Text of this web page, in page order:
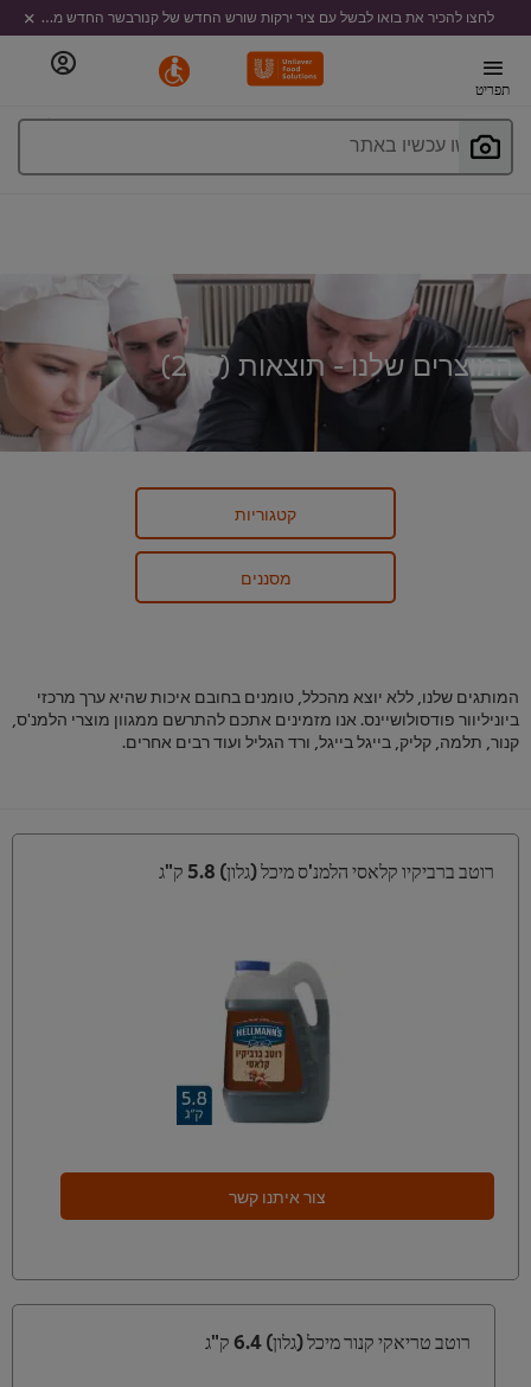
לחצו להכיר את בואו לבשל עם ציר ירקות שורש החדש של קנורבשר החדש מבית קנור
תפריט
חפשו עכשיו באתר
המוצרים שלנו - תוצאות (218
)
קטגוריות
מסננים
המותגים שלנו, ללא יוצא מהכלל, טומנים בחובם איכות שהיא ערך מרכזי
ביוניליוור פודסולושיינס. אנו מזמינים אתכם להתרשם ממגוון מוצרי הלמנ'ס,
קנור, תלמה, קליק, בייגל בייגל, ורד הגליל ועוד רבים אחרים.
רוטב ברביקיו קלאסי הלמנ'ס מיכל (גלון) 5.8 ק"ג
צור איתנו קשר
רוטב טריאקי קנור מיכל (גלון) 6.4 ק"ג